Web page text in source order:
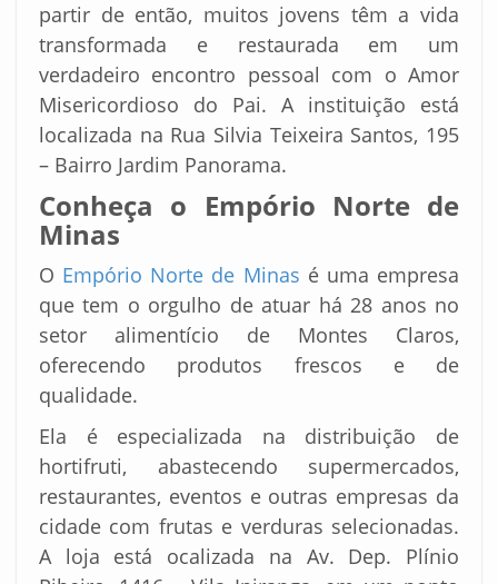
partir de então, muitos jovens têm a vida
transformada e restaurada em um
verdadeiro encontro pessoal com o Amor
Misericordioso do Pai. A instituição está
localizada na Rua Silvia Teixeira Santos, 195
– Bairro Jardim Panorama.
Conheça o Empório Norte de
Minas
O Empório Norte de Minas é uma empresa
que tem o orgulho de atuar há 28 anos no
setor alimentício de Montes Claros,
oferecendo produtos frescos e de
qualidade.
Ela é especializada na distribuição de
hortifruti, abastecendo supermercados,
restaurantes, eventos e outras empresas da
cidade com frutas e verduras selecionadas.
A loja está ocalizada na Av. Dep. Plínio